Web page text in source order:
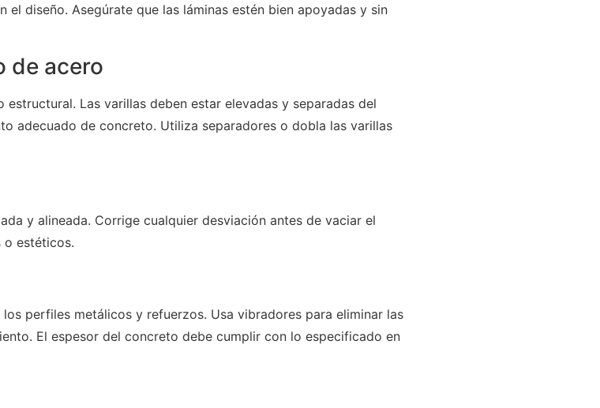
diseño. Asegúrate que las láminas estén bien apoyadas y sin
de acero
Las varillas deben estar elevadas y separadas del
adecuado de concreto. Utiliza separadores o dobla las varillas
y alineada. Corrige cualquier desviación antes de vaciar el
o estéticos.
perfiles metálicos y refuerzos. Usa vibradores para eliminar las
El espesor del concreto debe cumplir con lo especificado en